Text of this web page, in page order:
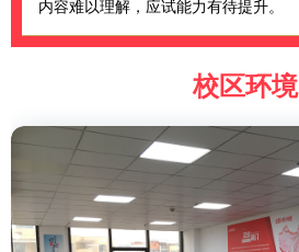
内容难以理解，应试能力有待提升。
校区环境